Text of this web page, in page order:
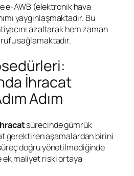
e-AWB (elektronik hava
yaygınlaşmaktadır. Bu
azaltarak hem zaman
sağlamaktadır.
İhracat
Adım
sürecinde gümrük
gerektiren aşamalardan birini
doğru yönetilmediğinde
ek maliyet riski ortaya